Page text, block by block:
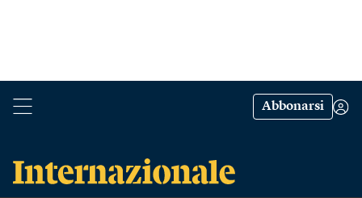
Abbonarsi